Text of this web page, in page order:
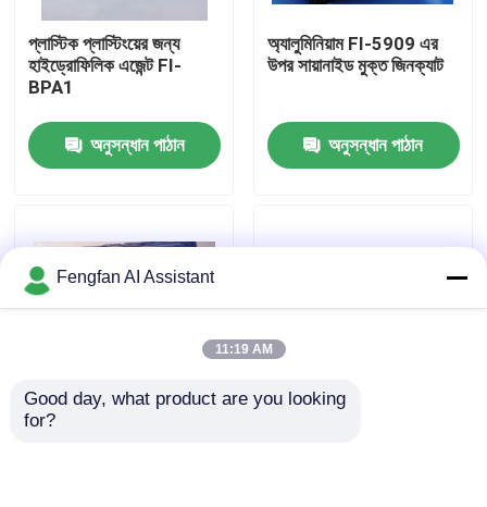
আমাদের সম্পর্কে
কারখানা পরিদর্শন
আমাদের সাথে যোগাযোগ করুন
একটি উদ্ধৃতি অনুরোধ করুন
প্লাস্টিক প্লাস্টিংয়ের জন্য
হাইড্রোফিলিক এজেন্ট FI-
BPA1
অনুসন্ধান পাঠান
অ্যালুমিনিয়াম FI-5909 এর
উপর সায়ানাইড মুক্ত জিনক্যাট
অনুসন্ধান পাঠান
ধাতু প্রাক চিকিত্সার জন্য
Fengfan AI Assistant
11:19 AM
Good day, what product are you looking
for?